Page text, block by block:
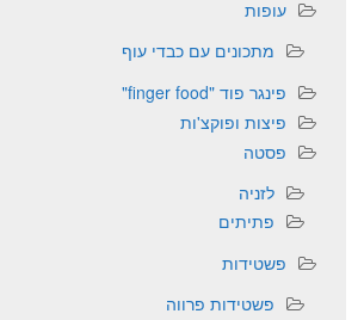
עופות
מתכונים עם כבדי עוף
פינגר פוד "finger food"
פיצות ופוקצ'ות
פסטה
לזניה
פתיתים
פשטידות
פשטידות פרווה